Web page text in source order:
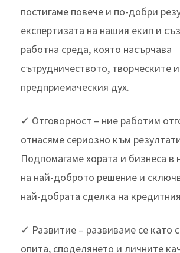
постигаме повече и по-добри
експертизата на нашия екип и
работна среда, която насърчава
сътрудничеството, творческите
предприемаческия дух.
✓ Отговорност – ние работим
отнасяме сериозно към
Подпомагаме хората и бизнеса в
на най-доброто решение и
най-добрата сделка на
✓ Развитие – развиваме се като
опита, споделянето и личните